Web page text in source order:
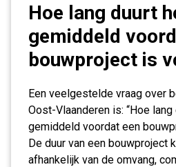
Hoe lang duurt
gemiddeld
bouwproject is
Een veelgestelde vraag over
Oost-Vlaanderen is: “Hoe lang
gemiddeld voordat een
De duur van een bouwproject
afhankelijk van de omvang,